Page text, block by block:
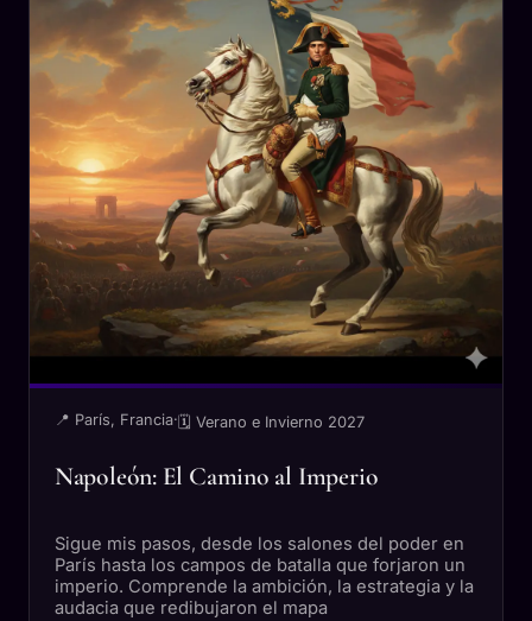
📍 París, Francia· 🗓 Verano e Invierno 2027
Napoleón: El Camino al Imperio
Sigue mis pasos, desde los salones del poder en
París hasta los campos de batalla que forjaron un
imperio. Comprende la ambición, la estrategia y la
audacia que redibujaron el mapa